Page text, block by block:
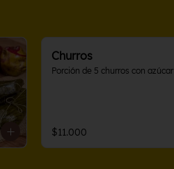
Churros
Porción de 5 churros con azúcar
$11.000